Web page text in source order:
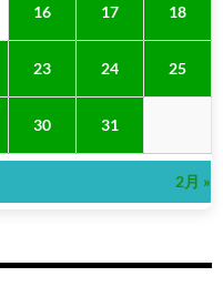
16 17 18
23 24 25
30 31
2月 »